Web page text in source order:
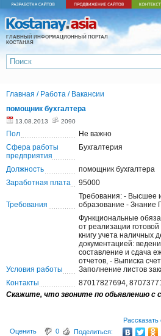
ГЛАВНЫЙ ИНФОРМАЦИОННЫЙ ПОРТАЛ
КОСТАНАЯ
Главная / Работа / Вакансии
помощник бухгалтера
13.08.2013 2090
Пол
Не важно
Сфера работы
предприятия
Бухгалтерия
Должность
помощник бухгалтера
Заработная плата
95000
Требования
Требования: - Высшее
образование - Знание
Условия работы
Функциональные
от реализации
книгу учета наличных
документацией:
составление и сдача
отчетов, - Выписка
Заполнение листов
Контакты
87017827694,
Скажите, что звоните по объявлению с
Оценить
0 Поделиться: